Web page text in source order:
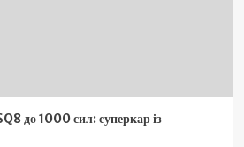
до 1000 сил: суперкар із